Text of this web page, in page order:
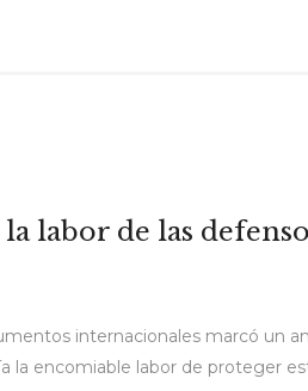
labor de las
internacionales marcó un
la encomiable labor de proteger